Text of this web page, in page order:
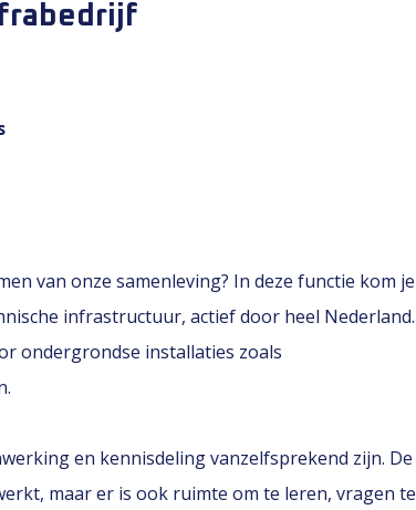
van onze samenleving? In deze functie kom je
infrastructuur, actief door heel Nederland.
ondergrondse installaties zoals
en kennisdeling vanzelfsprekend zijn. De
maar er is ook ruimte om te leren, vragen te